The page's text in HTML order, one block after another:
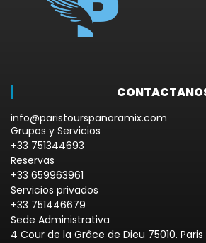
info@paristourspanoramix.com
Grupos y Servicios
+33 751344693
Reservas
+33 659963961
Servicios privados
+33 751446679
Sede Administrativa
4 Cour de la Grâce de Dieu 75010.